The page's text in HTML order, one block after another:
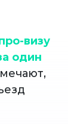
визу
один